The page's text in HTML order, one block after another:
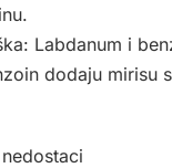
Labdanum i
dodaju mirisu